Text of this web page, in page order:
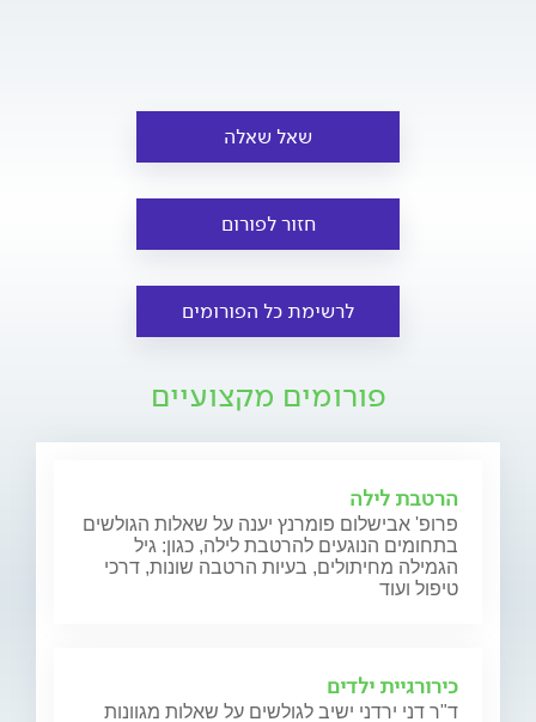
שאל שאלה
חזור לפורום
לרשימת כל הפורומים
פורומים מקצועיים
הרטבת לילה
פרופ' אבישלום פומרנץ יענה על שאלות הגולשים
בתחומים הנוגעים להרטבת לילה, כגון: גיל
הגמילה מחיתולים, בעיות הרטבה שונות, דרכי
טיפול ועוד
כירורגיית ילדים
ד"ר דני ירדני ישיב לגולשים על שאלות מגוונות